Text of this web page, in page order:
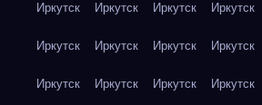
Иркутск Иркутск Иркутск Иркутск
Иркутск Иркутск Иркутск Иркутск
Иркутск Иркутск Иркутск Иркутск